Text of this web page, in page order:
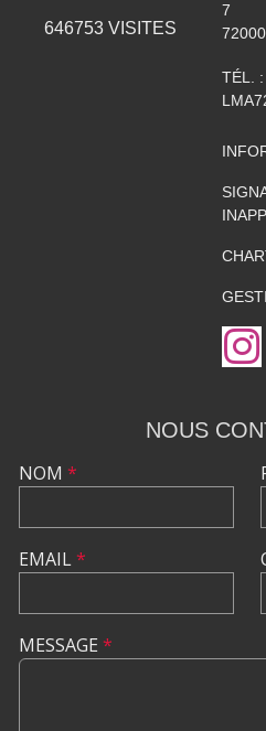
646753 VISITES
7
72000
TÉL. :
NOUS
NOM *
EMAIL*
MESSAGE *